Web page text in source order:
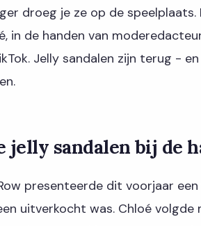
droeg je ze op de speelplaats.
in de handen van
Jelly sandalen zijn terug -
jelly sandalen bij de
presenteerde dit voorjaar
uitverkocht was. Chloé